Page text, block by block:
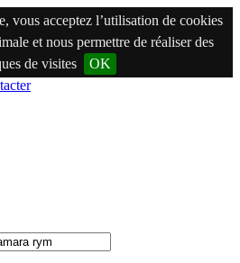
vous acceptez l’utilisation de cookies
et nous permettre de réaliser des
de visites
OK